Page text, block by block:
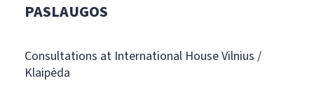
PASLAUGOS
Consultations at International House Vilnius /
Klaipėda